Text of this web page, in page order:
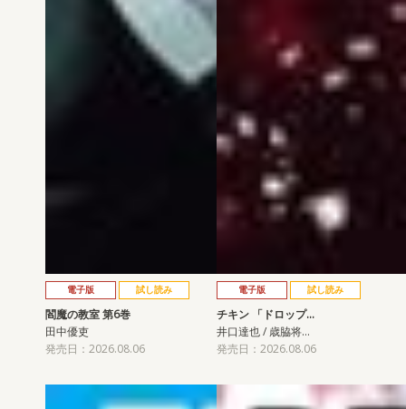
電子版 試し読み
閻魔の教室 第6巻
田中優吏
発売日：2026.08.06
電子版 試し読み
チキン 「ドロップ…
井口達也 / 歳脇将…
発売日：2026.08.06